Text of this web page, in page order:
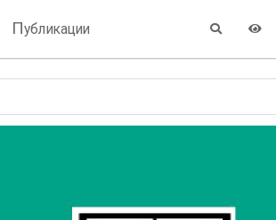
Публикации